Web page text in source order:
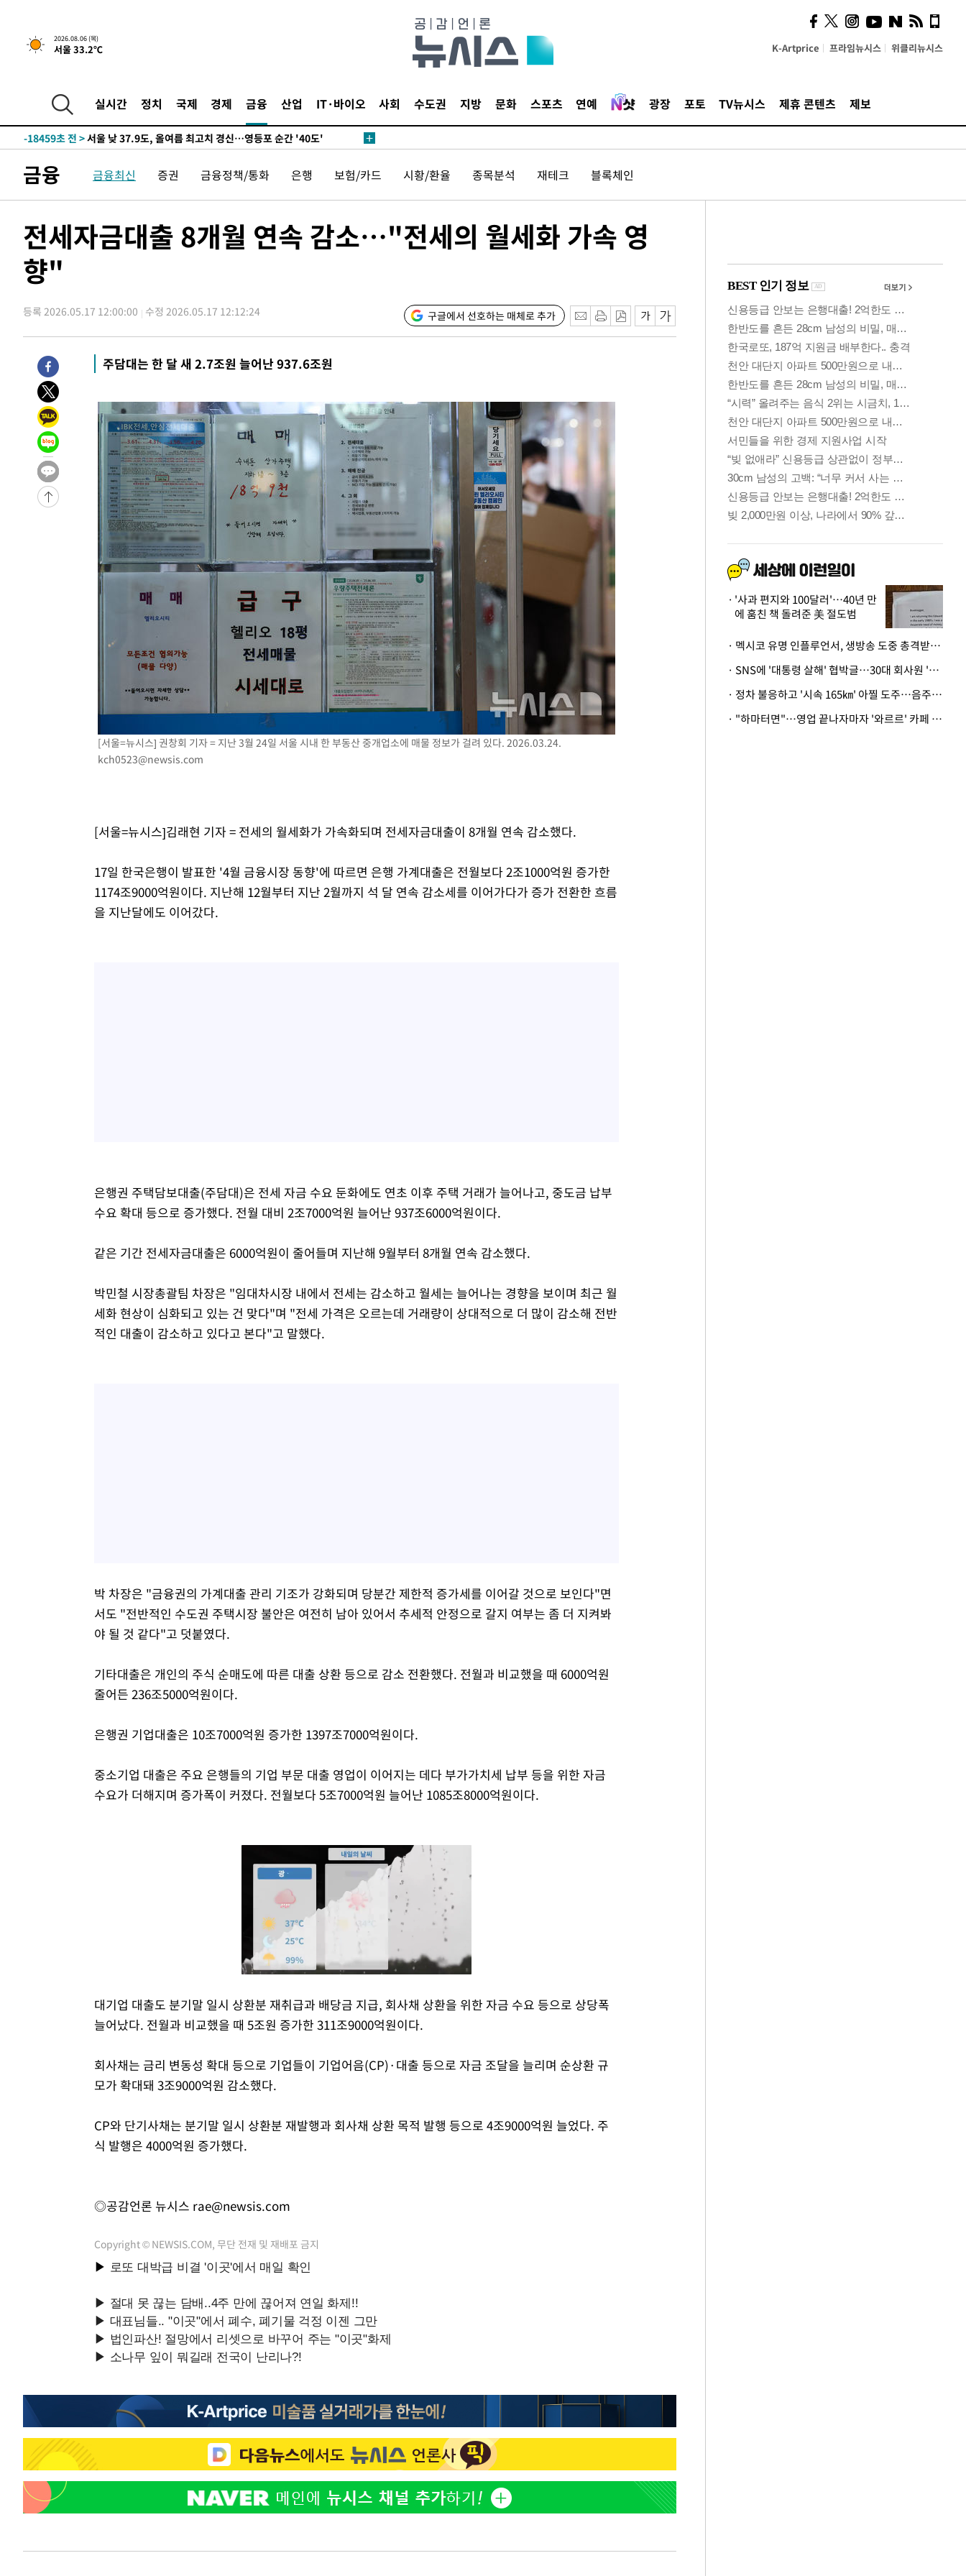
2026.08.06 (목)
서울 33.2℃ K-Artprice 프라임뉴시스 위클리뉴시스
실시간 정치 국제 경제 금융 산업 IT·바이오 사회 수도권 지방 문화 스포츠 연예 광장 포토 TV뉴시스 제휴 콘텐츠 제보
-19775초 전 >[속보]합참 "북, 동해상으로 미상 발사체 발사"
-19171초 전 >'낮 최고 39도' 불볕더위…한밤 열대야도 계속[내일날씨]
-18792초 전 >
"韓 외환시장 개입 관측 배경엔 美의 대한국 무역적자 있어"
-18619초 전 >
-18459초 전 >서울 낮 37.9도, 올여름 최고치 경신…영등포 순간 '40도'
-14116초 전 >
[속보]코스닥, 800p 회복…0.26% 오른 801.67 마감
-14046초 전 >[속보]코스피, 301.88포인트(4.58%) 내린 6296.38 마감
-11510초 전 >"여기 떨어졌다"…다누리, 스페이스X 로켓 달 충돌 흔적 포착
-8555초 전 >
-1156초 전 >
-771초 전 >"美간섭에 합의 지연"…트럼프, '이란 호르무즈 통제권' 수용할까
45분 전 >[속보]산업장관 "李정부, 원전 반대 안해…안정 전력 위해 불가피"
1시간 전 >
[속보]경찰, '홍명보 선임 논란' 대한축구협회·축구회관 등 압수수색
-22211초 전 >
화"
-21959초 전 >
日방위성, 北이 동해로 쏜 발사체는 탄도미사일 가능성
-20389초 전 >
[속보] SKT, 에이닷 서비스 장애 발생…"원인 파악 중"
-19795초 전 >
[속보]합참 "북, 동해상으로 미상 발사체 발사"
-19191초 전 >
'낮 최고 39도' 불볕더위…한밤 열대야도 계속[내일날씨]
-19150초 전 >
[속보]7~9일 프로야구 3연전도 폭염 취소…11일 재개
-18812초 전 >
"韓 외환시장 개입 관측 배경엔 美의 대한국 무역적자 있어"
'월드컵 탈락 후폭풍' 축구협회…초유의 압수수색에 '충격·당황'
서울 낮 37.9도, 올여름 최고치 경신…영등포 순간 '40도'
[속보]종합특검, 대검 추가 압수수색…내란 중요임무종사 혐의
[속보]코스닥, 800p 회복…0.26% 오른 801.67 마감
[속보]코스피, 301.88포인트(4.58%) 내린 6296.38 마감
[속보]원·달러 환율, 0.7원 내린 1423.8원 마감
"여기 떨어졌다"…다누리, 스페이스X 로켓 달 충돌 흔적 포착
손흥민, 5경기 연속골 실패…LAFC는 승부차기 끝 과달라하라 격파
내일까지 39도 '펄펄'…기상청 "태풍 지나며 폭염 잠시 꺾인다"
트럼프, 한국계 진보 주지사 후보 맹공…"공산주의가 최대 위협"
"美간섭에 합의 지연"…트럼프, '이란 호르무즈 통제권' 수용할까
[속보]산업장관 "李정부, 원전 반대 안해…안정 전력 위해 불가피"
[속보]경찰, '홍명보 선임 논란' 대한축구협회·축구회관 등 압수수색
금융 금융최신 증권 금융정책/통화 은행 보험/카드 시황/환율 종목분석 재테크 블록체인
전세자금대출 8개월 연속 감소…"전세의 월세화 가속 영
향"
등록 2026.05.17 12:00:00 수정 2026.05.17 12:12:24 구글에서 선호하는 매체로 추가
주담대는 한 달 새 2.7조원 늘어난 937.6조원
[서울=뉴시스] 권창회 기자 = 지난 3월 24일 서울 시내 한 부동산 중개업소에 매물 정보가 걸려 있다. 2026.03.24.
kch0523@newsis.com
[서울=뉴시스]김래현 기자 = 전세의 월세화가 가속화되며 전세자금대출이 8개월 연속 감소했다.
17일 한국은행이 발표한 '4월 금융시장 동향'에 따르면 은행 가계대출은 전월보다 2조1000억원 증가한
1174조9000억원이다. 지난해 12월부터 지난 2월까지 석 달 연속 감소세를 이어가다가 증가 전환한 흐름
을 지난달에도 이어갔다.
은행권 주택담보대출(주담대)은 전세 자금 수요 둔화에도 연초 이후 주택 거래가 늘어나고, 중도금 납부
수요 확대 등으로 증가했다. 전월 대비 2조7000억원 늘어난 937조6000억원이다.
같은 기간 전세자금대출은 6000억원이 줄어들며 지난해 9월부터 8개월 연속 감소했다.
박민철 시장총괄팀 차장은 "임대차시장 내에서 전세는 감소하고 월세는 늘어나는 경향을 보이며 최근 월
세화 현상이 심화되고 있는 건 맞다"며 "전세 가격은 오르는데 거래량이 상대적으로 더 많이 감소해 전반
적인 대출이 감소하고 있다고 본다"고 말했다.
박 차장은 "금융권의 가계대출 관리 기조가 강화되며 당분간 제한적 증가세를 이어갈 것으로 보인다"면
서도 "전반적인 수도권 주택시장 불안은 여전히 남아 있어서 추세적 안정으로 갈지 여부는 좀 더 지켜봐
야 될 것 같다"고 덧붙였다.
기타대출은 개인의 주식 순매도에 따른 대출 상환 등으로 감소 전환했다. 전월과 비교했을 때 6000억원
줄어든 236조5000억원이다.
은행권 기업대출은 10조7000억원 증가한 1397조7000억원이다.
중소기업 대출은 주요 은행들의 기업 부문 대출 영업이 이어지는 데다 부가가치세 납부 등을 위한 자금
수요가 더해지며 증가폭이 커졌다. 전월보다 5조7000억원 늘어난 1085조8000억원이다.
Mute
대기업 대출도 분기말 일시 상환분 재취급과 배당금 지급, 회사채 상환을 위한 자금 수요 등으로 상당폭
늘어났다. 전월과 비교했을 때 5조원 증가한 311조9000억원이다.
회사채는 금리 변동성 확대 등으로 기업들이 기업어음(CP)·대출 등으로 자금 조달을 늘리며 순상환 규
모가 확대돼 3조9000억원 감소했다.
CP와 단기사채는 분기말 일시 상환분 재발행과 회사채 상환 목적 발행 등으로 4조9000억원 늘었다. 주
식 발행은 4000억원 증가했다.
◎공감언론 뉴시스 rae@newsis.com
Copyright © NEWSIS.COM, 무단 전재 및 재배포 금지
의견, 국토부·LH에 충실히
전달할 것"
'사과 편지와 100달러'…40년 만
에 훔친 책 돌려준 美 절도범
· 멕시코 유명 인플루언서, 생방송 도중 총격받아 사망
· SNS에 '대통령 살해' 협박글…30대 회사원 '불구속 송치'
· 정차 불응하고 '시속 165㎞' 아찔 도주…음주운전자 체포
· "하마터면"…영업 끝나자마자 '와르르' 카페 테라스 덮친 대리석 외벽